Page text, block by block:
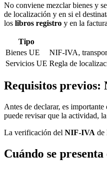
No conviene mezclar bienes y
de localización y en si el
los libros registro y en la
Tipo
Bienes UE
NIF-IVA,
Servicios UE Regla de
Requisitos previos:
Antes de declarar, es importante
puede revisar que la actividad,
La verificación del NIF-IVA de
Cuándo se